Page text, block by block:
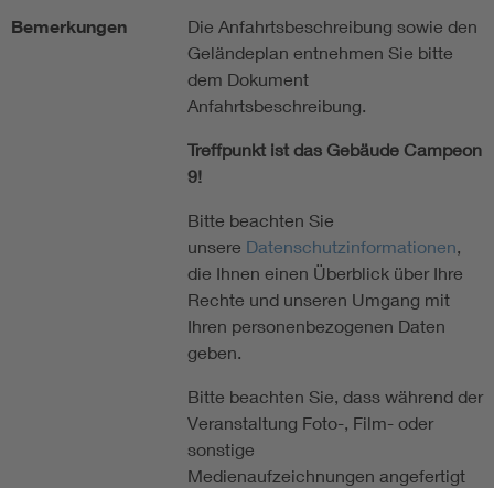
Bemerkungen
Die Anfahrtsbeschreibung sowie den
Geländeplan entnehmen Sie bitte
dem Dokument
Anfahrtsbeschreibung.
Treffpunkt ist das Gebäude Campeon
9!
Bitte beachten Sie
unsere Datenschutzinformationen,
die Ihnen einen Überblick über Ihre
Rechte und unseren Umgang mit
Ihren personenbezogenen Daten
geben.
Bitte beachten Sie, dass während der
Veranstaltung Foto-, Film- oder
sonstige
Medienaufzeichnungen angefertigt